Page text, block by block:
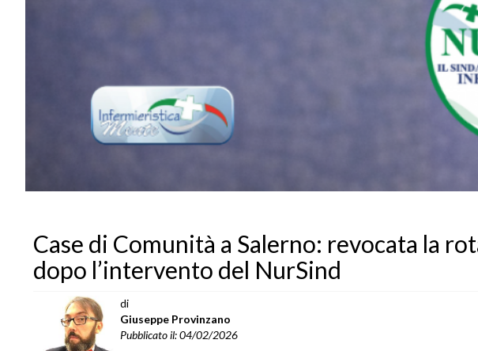
Case di Comunità a Salerno: revocata la
dopo l’intervento del NurSind
di
Giuseppe Provinzano
Pubblicato il: 04/02/2026